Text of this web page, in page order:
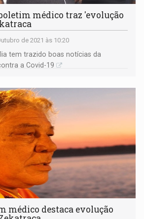
médico traz 'evolução
de 2021 às 10:20
tem trazido boas notícias da
a Covid-19
médico destaca evolução